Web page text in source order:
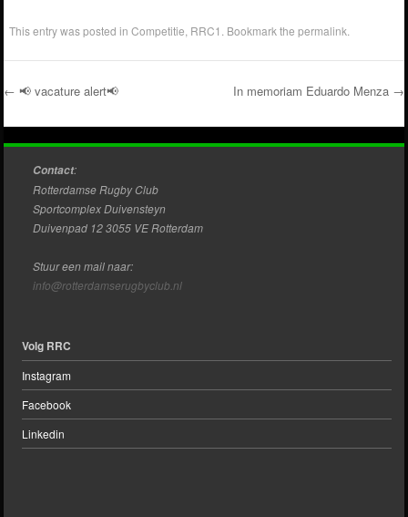
This entry was posted inCompetitie RRC1 . Bookmark thepermalink
Post navigation
← 📢 vacature alert📢 In memoriam Eduardo Menza →
Contact:
Rotterdamse Rugby Club
Sportcomplex Duivensteyn
Duivenpad 12 3055 VE Rotterdam
Stuur een mail naar:
info@rotterdamserugbyclub.nl
Volg RRC
Instagram
Facebook
Linkedin